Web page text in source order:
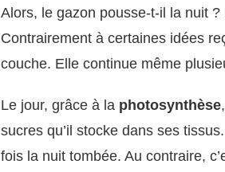
Alors, le gazon pousse-t-il la nuit
Contrairement à certaines idées
couche. Elle continue même
Le jour, grâce à la photosynthèse
sucres qu’il stocke dans ses
fois la nuit tombée. Au contraire,